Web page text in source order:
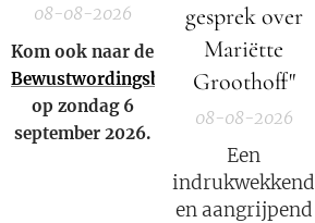
08-08-2026
Kom ook naar de
Bewustwordingsbeurs
op zondag 6
september 2026.
gesprek over
Mariëtte
Groothoff"
08-08-2026
Een
indrukwekkend
en aangrijpend